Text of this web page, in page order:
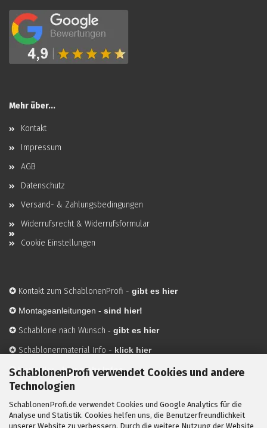
SchablonenProfi verwendet Cookies und andere
Technologien
SchablonenProfi.de verwendet Cookies und Google Analytics für die
Analyse und Statistik. Cookies helfen uns, die Benutzerfreundlichkeit
unserer Website zu verbessern. Durch die weitere Nutzung der Website
Mehr über...
Kontakt
Impressum
AGB
Datenschutz
Versand- & Zahlungsbedingungen
Widerrufsrecht & Widerrufsformular
Cookie Einstellungen
✪ Kontakt zum SchablonenProfi - gibt es hier
✪ Montageanleitungen - sind hier!
✪ Schablone nach Wunsch - gibt es hier
✪ Schablonenmaterial Info - klick hier
✪Hersteller-hier mehr Infos
Mit ✪ gekennzeichnete Bilder sind KI-generierte